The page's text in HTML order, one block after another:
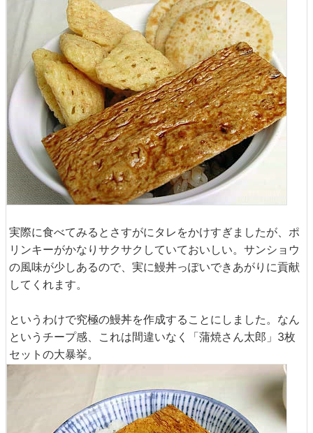
実際に食べてみるとさすがにタレをかけすぎましたが、ポ
リンキーがかなりサクサクしていておいしい。サンショウ
の風味が少しあるので、実に鰻丼っぽいできあがりに貢献
してくれます。
というわけで究極の鰻丼を作成することにしました。なん
というチープ感、これは間違いなく「蒲焼さん太郎」3枚
セットの大暴挙。